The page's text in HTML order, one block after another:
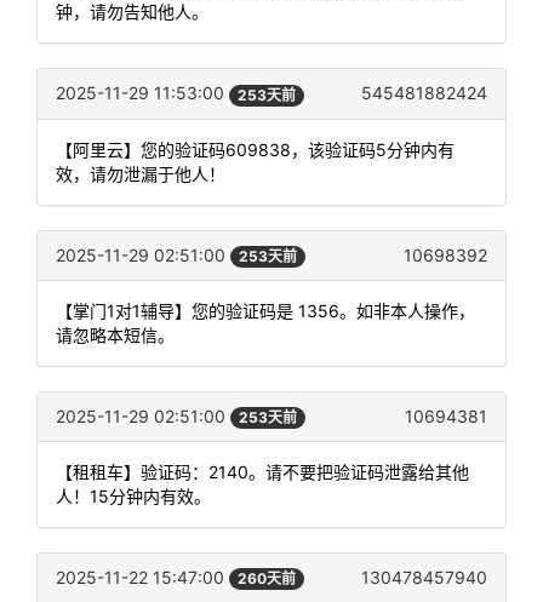
钟，请勿告知他人。
2025-11-29 11:53:00 253天前 545481882424
【阿里云】您的验证码609838，该验证码5分钟内有
效，请勿泄漏于他人！
2025-11-29 02:51:00 253天前 10698392
【掌门1对1辅导】您的验证码是 1356。如非本人操作，
请忽略本短信。
2025-11-29 02:51:00 253天前 10694381
【租租车】验证码：2140。请不要把验证码泄露给其他
人！15分钟内有效。
2025-11-22 15:47:00 260天前 130478457940